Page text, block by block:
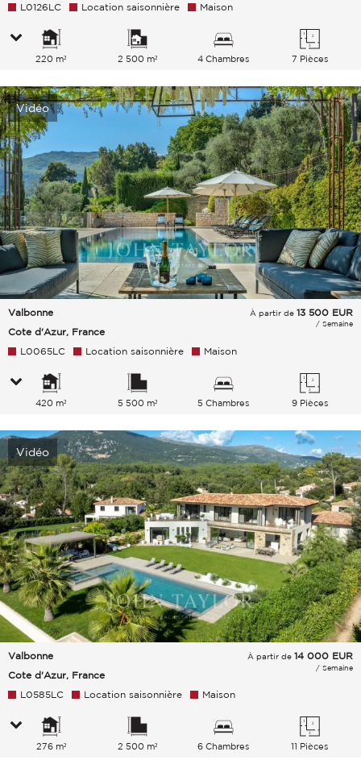
L0126LC Location saisonnière Maison
220 m² 2 500 m² 4 Chambres 7 Pièces
Vidéo
Valbonne
Cote d'Azur, France
À partir de 13 500 EUR
/ Semaine
L0065LC Location saisonnière Maison
420 m² 5 500 m² 5 Chambres 9 Pièces
Vidéo
Valbonne
Cote d'Azur, France
À partir de 14 000 EUR
/ Semaine
L0585LC Location saisonnière Maison
276 m² 2 500 m² 6 Chambres 11 Pièces